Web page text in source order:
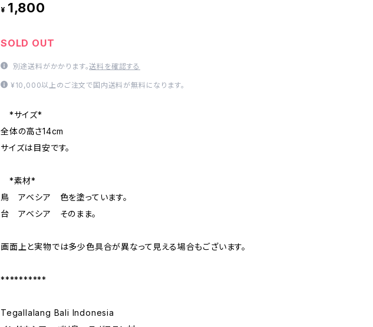
¥ 1,800
SOLD OUT
別途送料がかかります。送料を確認する
¥10,000以上のご注文で国内送料が無料になります。
*サイズ*
全体の高さ14cm
サイズは目安です。
*素材*
鳥 アベシア 色を塗っています。
台 アベシア そのまま。
画面上と実物では多少色具合が異なって見える場合もございます。
**********
Tegallalang Bali Indonesia